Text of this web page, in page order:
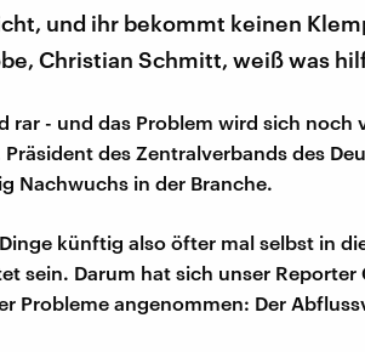
und ihr bekommt keinen
Christian Schmitt, weiß was
rar - und das Problem wird sich noch
Präsident des Zentralverbands des
Nachwuchs in der Branche.
künftig also öfter mal selbst in
sein. Darum hat sich unser
Probleme angenommen: Der